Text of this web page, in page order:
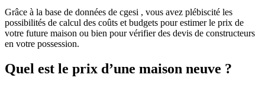
Grâce à la base de données de cgesi , vous avez plébiscité les
possibilités de calcul des coûts et budgets pour estimer le prix de
votre future maison ou bien pour vérifier des devis de constructeurs
en votre possession.
Quel est le prix d’une maison neuve ?